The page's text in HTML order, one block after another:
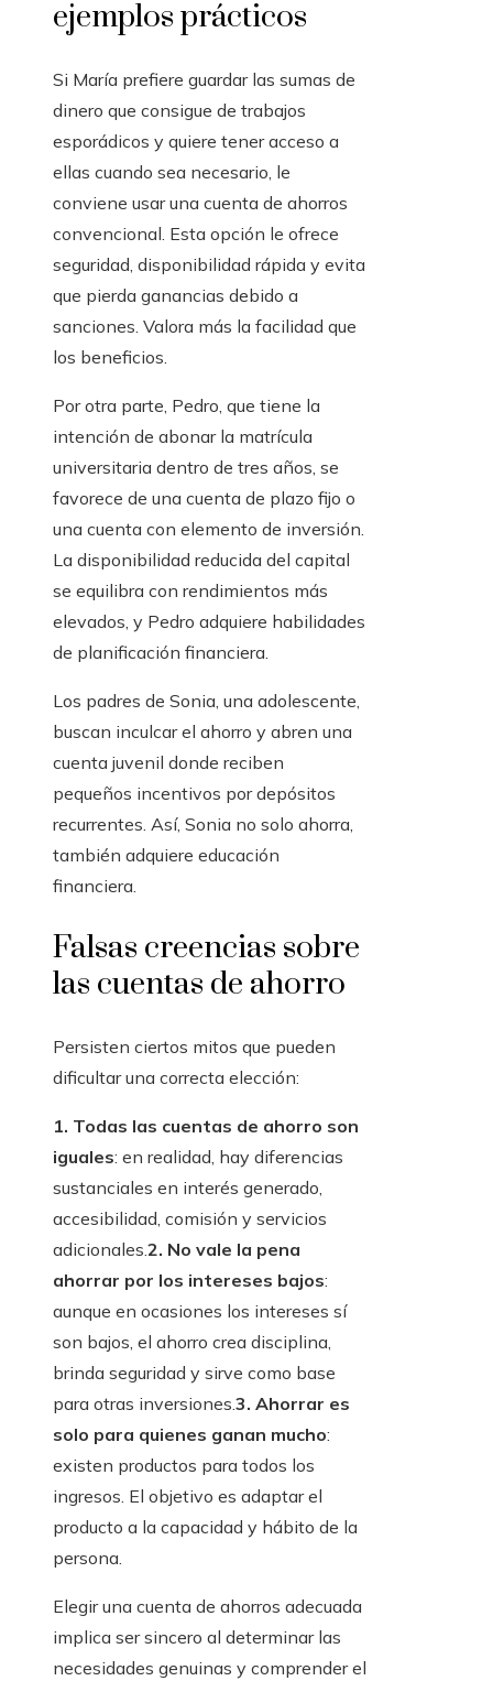
ejemplos prácticos
Si María prefiere guardar las sumas de
dinero que consigue de trabajos
esporádicos y quiere tener acceso a
ellas cuando sea necesario, le
conviene usar una cuenta de ahorros
convencional. Esta opción le ofrece
seguridad, disponibilidad rápida y evita
que pierda ganancias debido a
sanciones. Valora más la facilidad que
los beneficios.
Por otra parte, Pedro, que tiene la
intención de abonar la matrícula
universitaria dentro de tres años, se
favorece de una cuenta de plazo fijo o
una cuenta con elemento de inversión.
La disponibilidad reducida del capital
se equilibra con rendimientos más
elevados, y Pedro adquiere habilidades
de planificación financiera.
Los padres de Sonia, una adolescente,
buscan inculcar el ahorro y abren una
cuenta juvenil donde reciben
pequeños incentivos por depósitos
recurrentes. Así, Sonia no solo ahorra,
también adquiere educación
financiera.
Falsas creencias sobre
las cuentas de ahorro
Persisten ciertos mitos que pueden
dificultar una correcta elección:
1. Todas las cuentas de ahorro son
iguales: en realidad, hay diferencias
sustanciales en interés generado,
accesibilidad, comisión y servicios
adicionales.2. No vale la pena
ahorrar por los intereses bajos:
aunque en ocasiones los intereses sí
son bajos, el ahorro crea disciplina,
brinda seguridad y sirve como base
para otras inversiones.3. Ahorrar es
solo para quienes ganan mucho:
existen productos para todos los
ingresos. El objetivo es adaptar el
producto a la capacidad y hábito de la
persona.
Elegir una cuenta de ahorros adecuada
implica ser sincero al determinar las
necesidades genuinas y comprender el